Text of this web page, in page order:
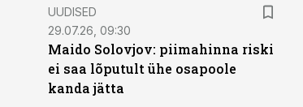
UUDISED
29.07.26, 09:30
Maido Solovjov: piimahinna riski
ei saa lõputult ühe osapoole
kanda jätta